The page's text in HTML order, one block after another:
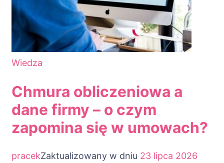
Wiedza
Chmura obliczeniowa a
dane firmy – o czym
zapomina się w umowach?
pracekZaktualizowany w dniu 23 lipca 2026